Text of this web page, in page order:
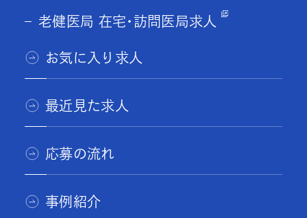
老健医局 在宅･訪問医局求人
お気に入り求人
最近見た求人
応募の流れ
事例紹介